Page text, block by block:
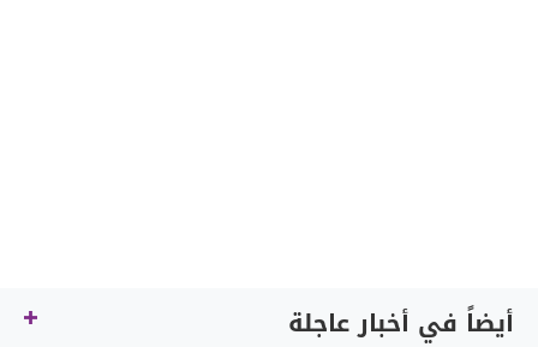
أيضاً في أخبار عاجلة